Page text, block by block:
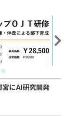
宮にAI研究開発